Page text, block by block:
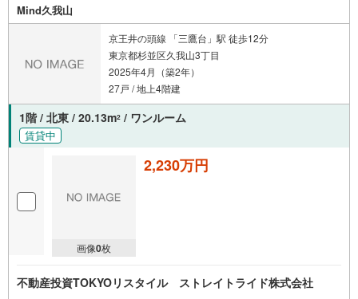
Mind久我山
京王井の頭線 「三鷹台」駅 徒歩12分
東京都杉並区久我山3丁目
2025年4月（築2年）
27戸 / 地上4階建
1階 / 北東 / 20.13m2 / ワンルーム
賃貸中
画像0枚
2,230万円
不動産投資TOKYOリスタイル ストレイトライド株式会社